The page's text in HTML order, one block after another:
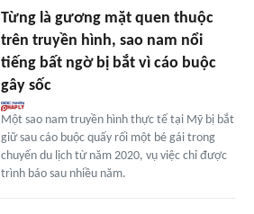
Từng là gương mặt quen thuộc
trên truyền hình, sao nam nổi
tiếng bất ngờ bị bắt vì cáo buộc
gây sốc
Một sao nam truyền hình thực tế tại Mỹ bị bắt
giữ sau cáo buộc quấy rối một bé gái trong
chuyến du lịch từ năm 2020, vụ việc chỉ được
trình báo sau nhiều năm.